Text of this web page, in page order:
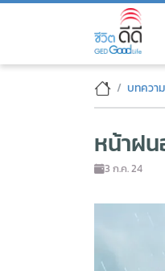
Skip
หน้าฝนอ่อนไหบทความ
หน้าฝน
3 ก.ค. 24